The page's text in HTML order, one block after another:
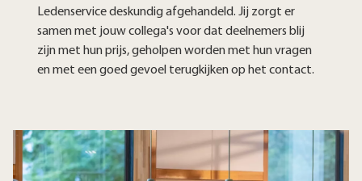
Ledenservice deskundig afgehandeld. Jij zorgt er
samen met jouw collega's voor dat deelnemers blij
zijn met hun prijs, geholpen worden met hun vragen
en met een goed gevoel terugkijken op het contact.